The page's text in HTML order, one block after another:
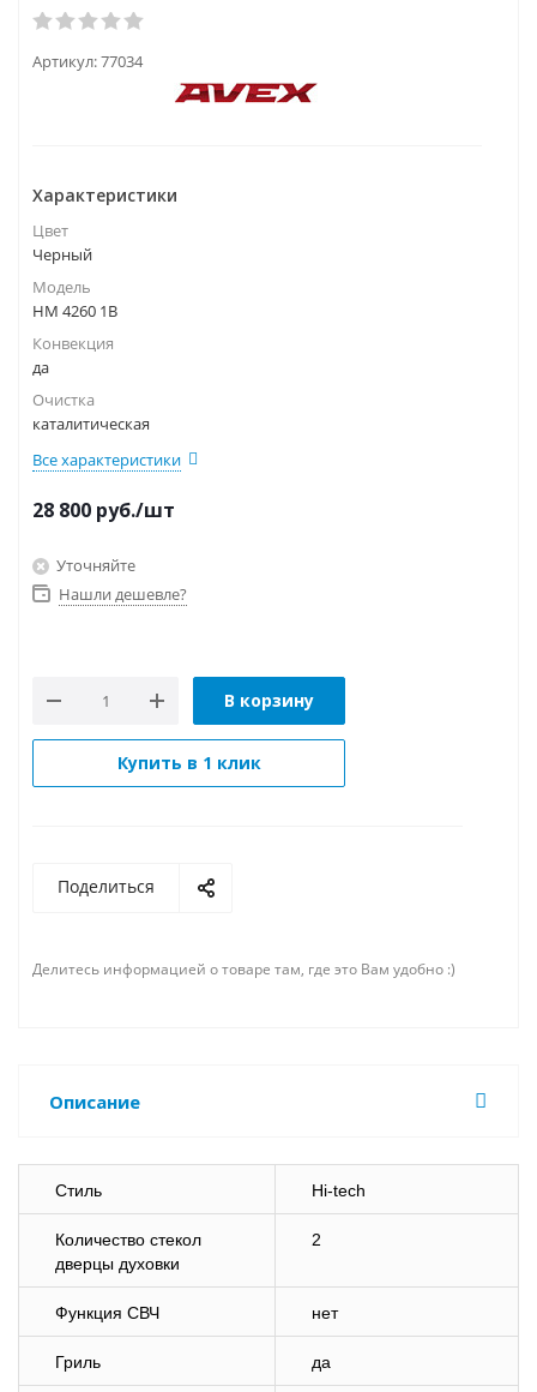
Артикул:77034
Характеристики
Цвет
Черный
Модель
HM 4260 1B
Конвекция
да
Очистка
каталитическая
Все характеристики
28 800 руб./шт
Уточняйте
Нашли дешевле?
В корзину
Купить в 1 клик
Поделиться
Делитесь информацией о товаре там, где это Вам удобно :)
Описание
Стиль Hi-tech
Количество стекол
дверцы духовки
2
Функция СВЧ нет
Гриль да